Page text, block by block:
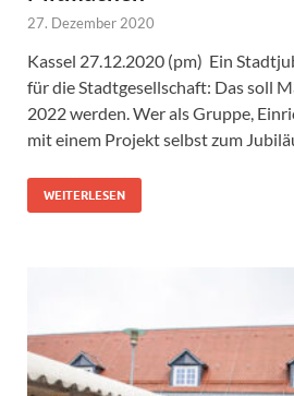
27. Dezember 2020
Kassel 27.12.2020 (pm) Ein
für die Stadtgesellschaft: Das soll
2022 werden. Wer als Gruppe,
mit einem Projekt selbst zum
WEITERLESEN